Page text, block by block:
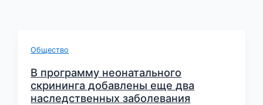
Общество
В программу неонатального
скрининга добавлены еще два
наследственных заболевания